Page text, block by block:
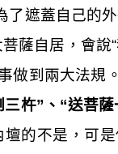
了遮蓋自己的
薩自居，會
到兩大法規
三杵”、“送菩薩
的不是，可